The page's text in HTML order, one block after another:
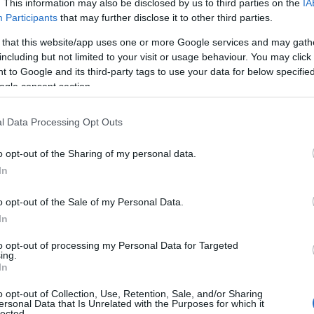
This information may also be disclosed by us to third parties on the
Participants that may further disclose it to other third parties.
that this website/app uses one or more Google services and may
but not limited to your visit or usage behaviour. You may
to Google and its third-party tags to use your data for below
consent section.
Data Processing Opt Outs
opt-out of the Sharing of my personal data.
opt-out of the Sale of my Personal Data.
opt-out of processing my Personal Data for Targeted
opt-out of Collection, Use, Retention, Sale, and/or Sharing
Data that Is Unrelated with the Purposes for which it
υποχρεώσεις του στηEuroLeague,
το ρεκόρ του σε 3-1, ενόψει του αγώνα με την
και ήταν απολαυστικός έχοντας 24
(7 επιθετικά), 1 μπλοκ και 1 λάθος,